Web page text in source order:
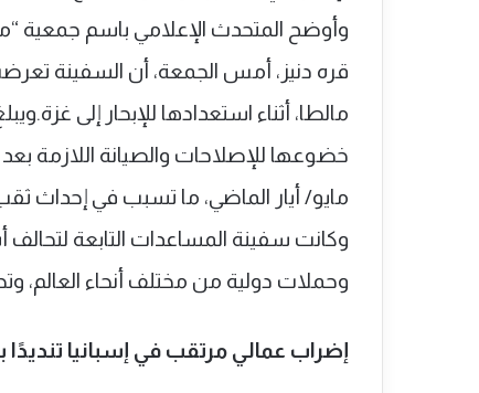
وأوضح المتحدث الإعلامي باسم جمعية
قره دنيز، أمس الجمعة، أن السفينة
مايو/ أيار الماضي، ما تسبب في إحداث
وكانت سفينة المساعدات التابعة
وحملات دولية من مختلف أنحاء
إضراب عمالي مرتقب في إسبانيا تنديدًا